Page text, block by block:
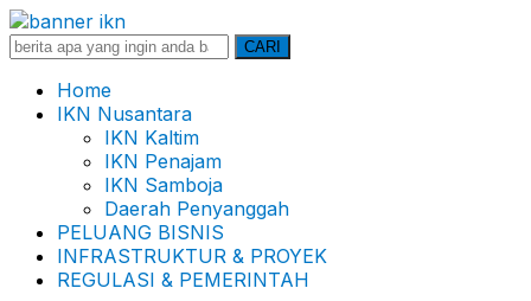
Search
CARI
Home
IKN Nusantara
IKN Kaltim
IKN Penajam
IKN Samboja
Daerah Penyanggah
PELUANG BISNIS
INFRASTRUKTUR & PROYEK
REGULASI & PEMERINTAH